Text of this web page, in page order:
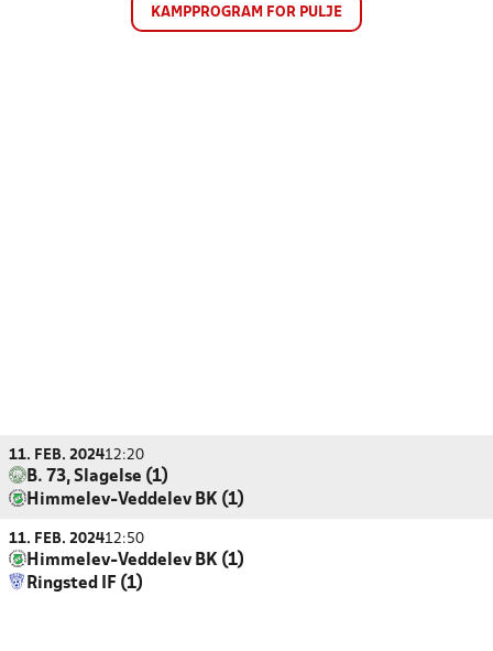
KAMPPROGRAM FOR PULJE
11. FEB. 202412:20
B. 73, Slagelse (1)
Himmelev-Veddelev BK (1)
11. FEB. 202412:50
Himmelev-Veddelev BK (1)
Ringsted IF (1)